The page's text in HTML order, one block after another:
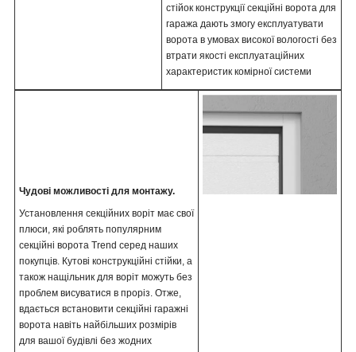
стійок конструкції секційні ворота для
гаража дають змогу експлуатувати
ворота в умовах високої вологості без
втрати якості експлуатаційних
характеристик комірної системи
Чудові можливості для монтажу.
Установлення секційних воріт має свої
плюси, які роблять популярним
секційні ворота Trend серед наших
покупців. Кутові конструкційні стійки, а
також нащільник для воріт можуть без
проблем висуватися в проріз. Отже,
вдається встановити секційні гаражні
ворота навіть найбільших розмірів
для вашої будівлі без жодних